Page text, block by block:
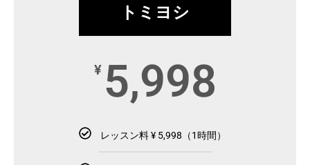
トミヨシ
¥ 5,998
レッスン料 ¥ 5,998（1時間）